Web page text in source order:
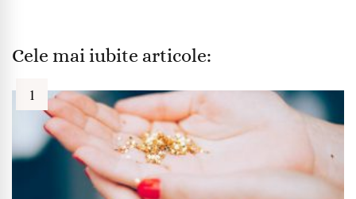
Cele mai iubite articole: